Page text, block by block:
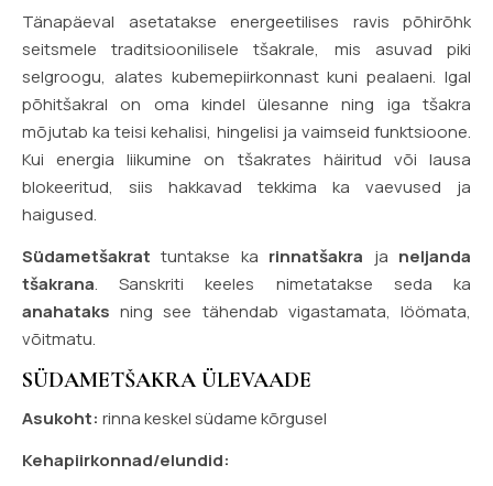
Tänapäeval asetatakse energeetilises ravis põhirõhk
seitsmele traditsioonilisele tšakrale, mis asuvad piki
selgroogu, alates kubemepiirkonnast kuni pealaeni. Igal
põhitšakral on oma kindel ülesanne ning iga tšakra
mõjutab ka teisi kehalisi, hingelisi ja vaimseid funktsioone.
Kui energia liikumine on tšakrates häiritud või lausa
blokeeritud, siis hakkavad tekkima ka vaevused ja
haigused.
Südametšakrat tuntakse ka rinnatšakra ja neljanda
tšakrana. Sanskriti keeles nimetatakse seda ka
anahataks ning see tähendab vigastamata, löömata,
võitmatu.
SÜDAMETŠAKRA ÜLEVAADE
Asukoht: rinna keskel südame kõrgusel
Kehapiirkonnad/elundid: